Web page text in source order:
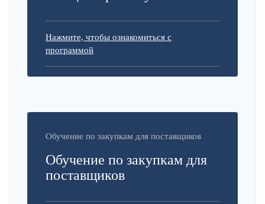
Нажмите, чтобы ознакомиться с
программой
Обучение по закупкам для поставщиков
Обучение по закупкам для
поставщиков